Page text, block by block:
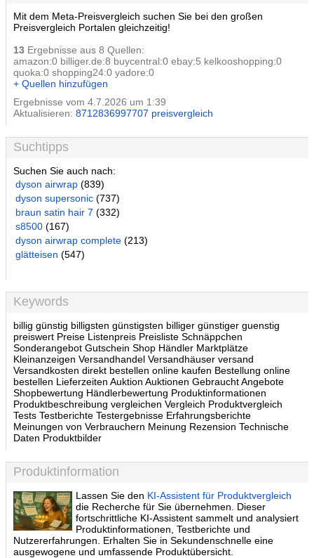
Mit dem Meta-Preisvergleich suchen Sie bei den großen
Preisvergleich Portalen gleichzeitig!
13 Ergebnisse aus 8 Quellen:
amazon:0 billiger.de:8 buycentral:0 ebay:5 kelkooshopping:0
quoka:0 shopping24:0 yadore:0
+ Quellen hinzufügen
Ergebnisse vom 4.7.2026 um 1:39
Aktualisieren: 8712836997707 preisvergleich
Suchtipps
Suchen Sie auch nach:
dyson airwrap (839)
dyson supersonic (737)
braun satin hair 7 (332)
s8500 (167)
dyson airwrap complete (213)
glätteisen (547)
Keywords
billig günstig billigsten günstigsten billiger günstiger guenstig
preiswert Preise Listenpreis Preisliste Schnäppchen
Sonderangebot Gutschein Shop Händler Marktplätze
Kleinanzeigen Versandhandel Versandhäuser versand
Versandkosten direkt bestellen online kaufen Bestellung online
bestellen Lieferzeiten Auktion Auktionen Gebraucht Angebote
Shopbewertung Händlerbewertung Produktinformationen
Produktbeschreibung vergleichen Vergleich Produktvergleich
Tests Testberichte Testergebnisse Erfahrungsberichte
Meinungen von Verbrauchern Meinung Rezension Technische
Daten Produktbilder
Produktinformation
Lassen Sie den KI-Assistent für Produktvergleich
die Recherche für Sie übernehmen. Dieser
fortschrittliche KI-Assistent sammelt und analysiert
Produktinformationen, Testberichte und
Nutzererfahrungen. Erhalten Sie in Sekundenschnelle eine
ausgewogene und umfassende Produktübersicht.